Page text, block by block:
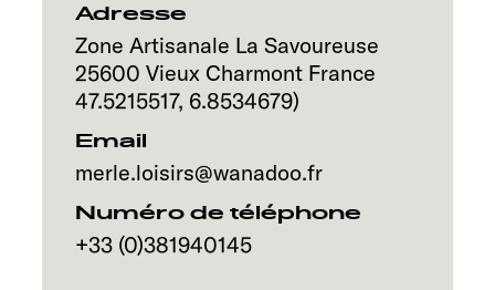
Service
Adresse
Zone Artisanale La Savoureuse
25600 Vieux Charmont France
47.5215517, 6.8534679)
Email
merle.loisirs@wanadoo.fr
Numéro de téléphone
+33 (0)381940145